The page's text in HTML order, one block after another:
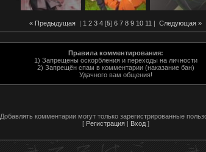
« Предыдущая | 1 2 3 4 [5] 6 7 8 9 10 11 | Следующая »
Правила комментирования:
1) Запрещены оскорбления и переходы на личности
2) Запрещён спам в комментарии (наказание бан)
Удачного вам общения!
Добавлять комментарии могут только зарегистрированные
[ Регистрация| Вход]